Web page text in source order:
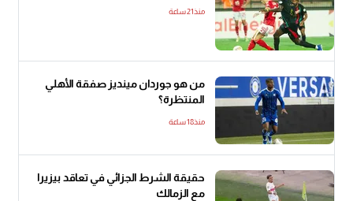
منذ21 ساعة
من هو جوردان مينديز صفقة الأهلي
المنتظرة؟
منذ18 ساعة
حقيقة الشرط الجزائي في تعاقد بيزيرا
مع الزمالك